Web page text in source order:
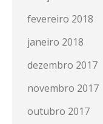
fevereiro 2018
janeiro 2018
dezembro 2017
novembro 2017
outubro 2017